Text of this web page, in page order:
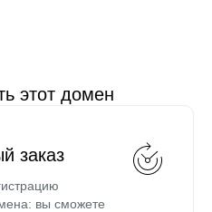
этот домен
заказ
вы сможете